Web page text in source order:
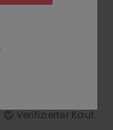
Verifizierter Kauf